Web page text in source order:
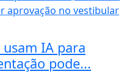
IA para
pode...